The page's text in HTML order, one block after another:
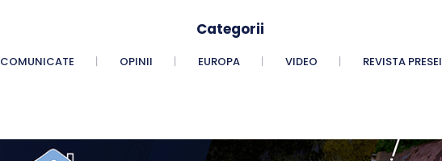
Categorii
COMUNICATE OPINII EUROPA VIDEO REVISTA PRESEI